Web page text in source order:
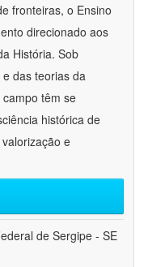
fronteiras, o Ensino
direcionado aos
História. Sob
das teorias da
têm se
histórica de
e
de Sergipe - SE